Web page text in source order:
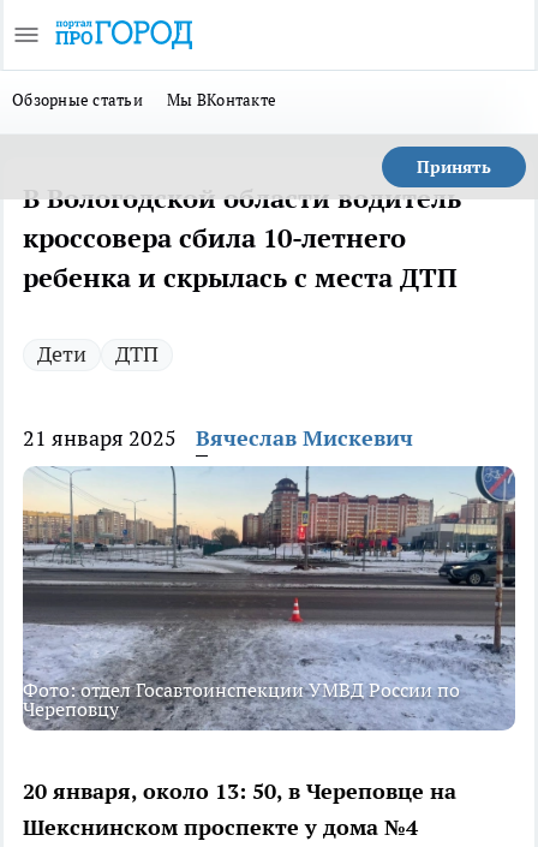
Обзорные статьи Мы ВКонтакте
Принять
В Вологодской области водитель
кроссовера сбила 10-летнего
ребенка и скрылась с места ДТП
Дети ДТП
21 января 2025 Вячеслав Мискевич
Фото: отдел Госавтоинспекции УМВД России по
Череповцу
20 января, около 13: 50, в Череповце на
Шекснинском проспекте у дома №4